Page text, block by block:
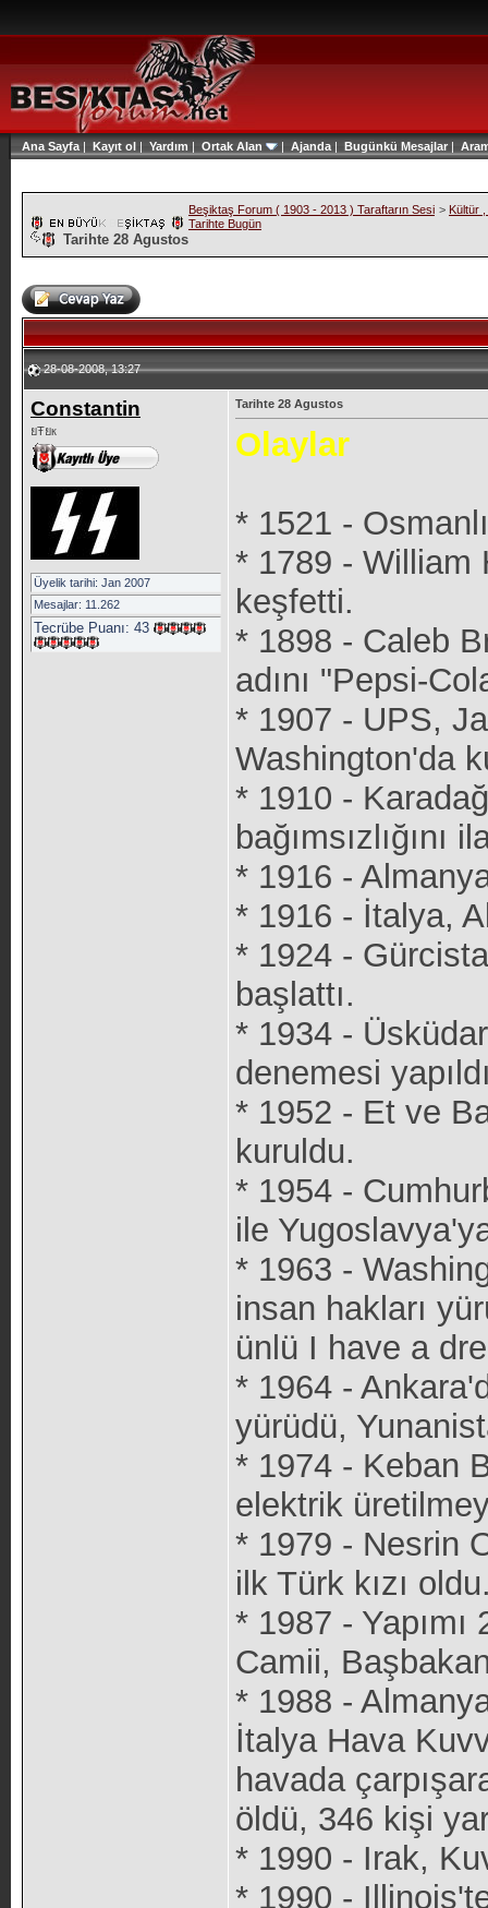
Ana Sayfa | Kayıt ol | Yardım | Ortak Alan | Ajanda | Bugünkü Mesajlar|
Beşiktaş Forum ( 1903 - 2013 ) Taraftarın Sesi > Kültür
Tarihte Bugün
Tarihte 28 Agustos
28-08-2008, 13:27
Constantin
ยŦยк
Üyelik tarihi: Jan 2007
Mesajlar: 11.262
Tecrübe Puanı: 43
Tarihte 28 Agustos
Olaylar
* 1521 -
* 1789 - William
keşfetti.
* 1898 - Caleb
adını "Pepsi-
* 1907 - UPS,
Washington'da
* 1910 -
bağımsızlığını
* 1916 -
* 1916 - İtalya,
* 1924 -
başlattı.
* 1934 -
denemesi
* 1952 - Et ve
kuruldu.
* 1954 -
ile
* 1963 -
insan hakları
ünlü I have a
* 1964 -
yürüdü,
* 1974 - Keban
elektrik
* 1979 - Nesrin
ilk Türk kızı
* 1987 -
Camii,
* 1988 -
İtalya Hava
havada
öldü, 346 kişi
* 1990 - Irak,
* 1990 -